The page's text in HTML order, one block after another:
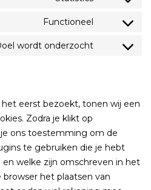
wordpress
Consent
google-
Functioneel
Consent
wordt onderzocht
Consent
eerst bezoekt, tonen wij een
Zodra je klikt op
je ons toestemming om de
te gebruiken die je hebt
welke zijn omschreven in het
browser het plaatsen van